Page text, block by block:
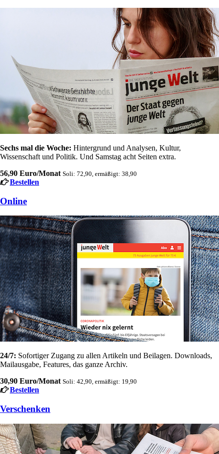
Sechs mal die Woche: Hintergrund und Analysen, Kultur,
Wissenschaft und Politik. Und Samstag acht Seiten extra.
56,90 Euro/Monat Soli: 72,90, ermäßigt: 38,90
Bestellen
Online
24/7: Sofortiger Zugang zu allen Artikeln und Beilagen. Downloads,
Mailausgabe, Features, das ganze Archiv.
30,90 Euro/Monat Soli: 42,90, ermäßigt: 19,90
Bestellen
Verschenken